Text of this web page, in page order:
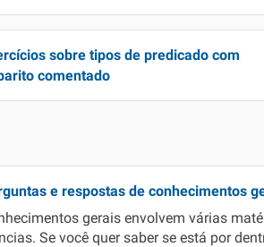
sobre tipos de predicado com
comentado
e respostas de conhecimentos
gerais envolvem várias
Se você quer saber se está por